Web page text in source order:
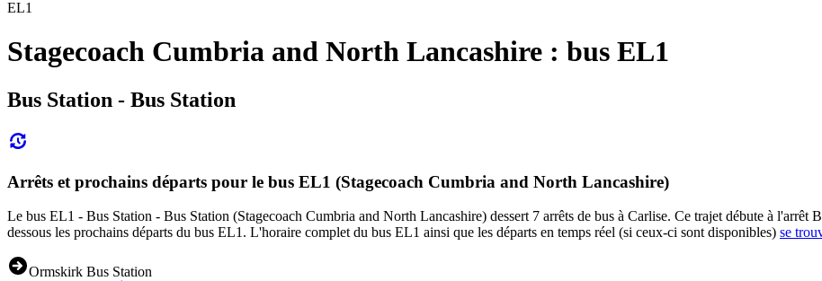
EL1
Stagecoach Cumbria and North Lancashire : bus EL1
Bus Station - Bus Station
Arrêts et prochains départs pour le bus EL1 (Stagecoach Cumbria and North Lancashire)
Le bus EL1 - Bus Station - Bus Station (Stagecoach Cumbria and North Lancashire) dessert 7 arrêts de bus à Carlise. Ce trajet débute à l'arrêt
dessous les prochains départs du bus EL1. L'horaire complet du bus EL1 ainsi que les départs en temps réel (si ceux-ci sont disponibles) se
Ormskirk Bus Station